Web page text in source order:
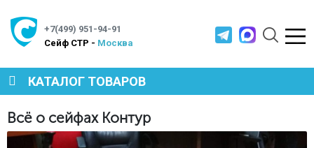
+7(499) 951-94-91
Cейф СТР - Москва
КАТАЛОГ ТОВАРОВ
СЕЙФЫ
Главная Полезная информация
Всё о сейфах Контур